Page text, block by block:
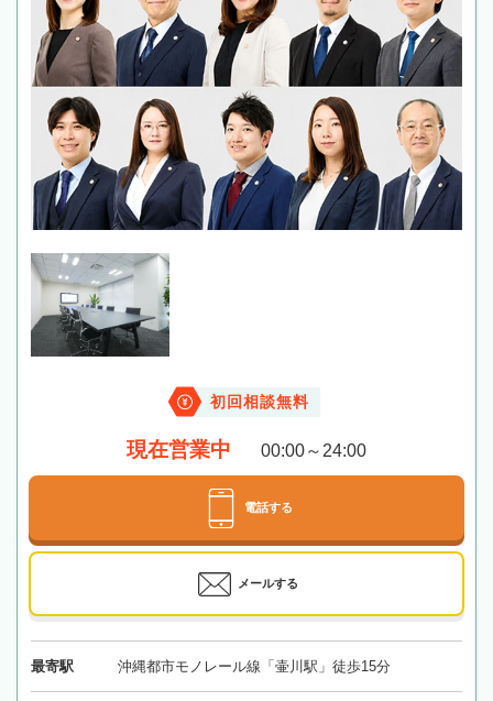
初回相談無料
現在営業中 00:00～24:00
電話する
メールする
最寄駅 沖縄都市モノレール線「壷川駅」徒歩15分